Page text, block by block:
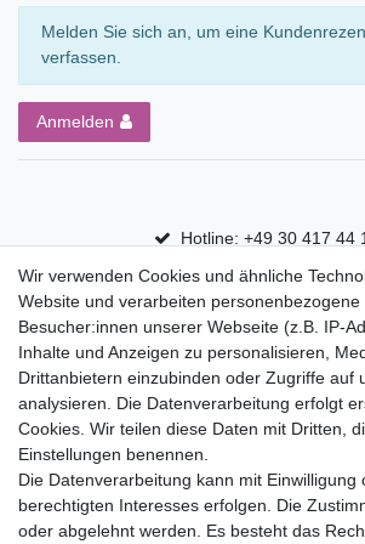
Melden Sie sich an, um eine
verfassen.
Anmelden
Hotline: +49 30 417 44
30 Tage
Versandfrei ab 75 € in
Top Marken
Eduplay
Folia Bringmann
Shop
Mein Konto
Wir verwenden Cookies und ähnliche
Website und verarbeiten personenbezogene
Besucher:innen unserer Webseite (z.B. IP-
Inhalte und Anzeigen zu personalisieren,
Drittanbietern einzubinden oder Zugriffe auf
analysieren. Die Datenverarbeitung erfolgt
Cookies. Wir teilen diese Daten mit Dritten,
Einstellungen benennen.
Die Datenverarbeitung kann mit Einwilligung
berechtigten Interesses erfolgen. Die
oder abgelehnt werden. Es besteht das